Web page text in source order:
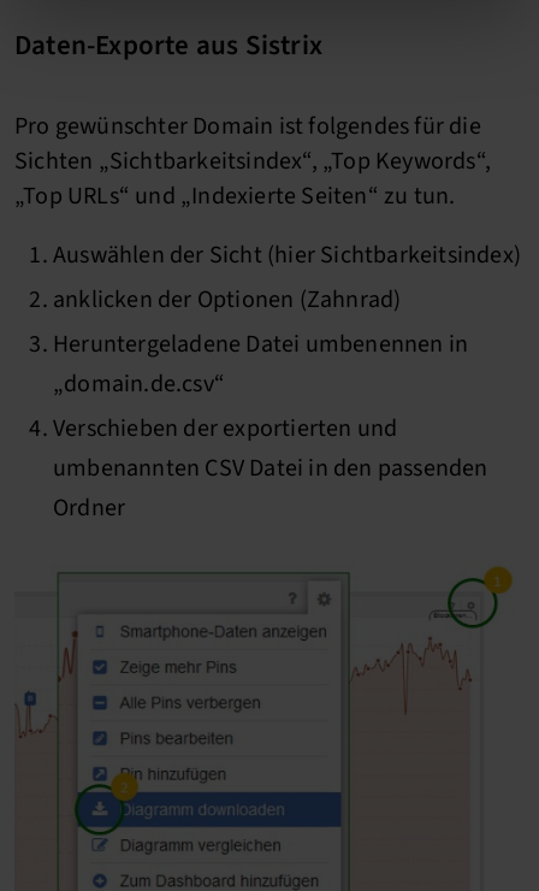
Daten-Exporte aus Sistrix
Pro gewünschter Domain ist folgendes für die
Sichten „Sichtbarkeitsindex“, „Top Keywords“,
„Top URLs“ und „Indexierte Seiten“ zu tun.
Auswählen der Sicht (hier Sichtbarkeitsindex)
anklicken der Optionen (Zahnrad)
Heruntergeladene Datei umbenennen in
„domain.de.csv“
Verschieben der exportierten und
umbenannten CSV Datei in den passenden
Ordner